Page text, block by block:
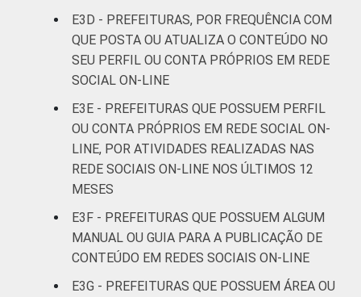
E3D - PREFEITURAS, POR FREQUÊNCIA COM
QUE POSTA OU ATUALIZA O CONTEÚDO NO
SEU PERFIL OU CONTA PRÓPRIOS EM REDE
SOCIAL ON-LINE
E3E - PREFEITURAS QUE POSSUEM PERFIL
OU CONTA PRÓPRIOS EM REDE SOCIAL ON-
LINE, POR ATIVIDADES REALIZADAS NAS
REDE SOCIAIS ON-LINE NOS ÚLTIMOS 12
MESES
E3F - PREFEITURAS QUE POSSUEM ALGUM
MANUAL OU GUIA PARA A PUBLICAÇÃO DE
CONTEÚDO EM REDES SOCIAIS ON-LINE
E3G - PREFEITURAS QUE POSSUEM ÁREA OU